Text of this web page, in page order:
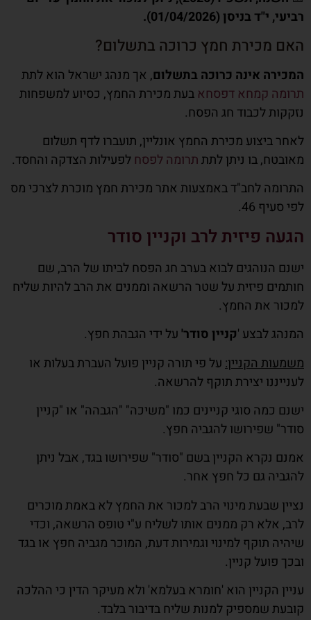
רביעי, י"ד בניסן (01/04/2026).
האם מכירת חמץ כרוכה בתשלום?
המכירה אינה כרוכה בתשלום, אך מנהג ישראל הוא לתת
תרומה קמחא דפסחא בעת מכירת החמץ, כסיוע למשפחות
נזקקות לכבוד חג הפסח.
לאחר ביצוע מכירת החמץ אונליין, תועברו לדף תשלום
מאובטח, בו ניתן לתתתרומה לפסח לפעילות הצדקה והחסד.
התרומה לחב"דבאמצעות אתר מכירת חמץ מוכרת לצרכי מס
לפי סעיף 46.
הגעה פיזית לרב וקניין סודר
ישנם הנוהגים לבוא בערב חג הפסח לביתו של הרב, שם
חותמים פיזית על שטר הרשאה וממנים את הרב להיות שליח
למכור את החמץ.
המנהג לבצע 'קניין סודר' על ידי הגבהת חפץ.
משמעות הקניין:על פי תורה קניין פועל העברת בעלות או
לענייננו יצירת תוקף להרשאה.
ישנם כמה סוגי קניינים כמו "משיכה" "הגבהה" או "קניין
סודר" שפירושו להגביה חפץ.
אמנם נקרא הקניין בשם "סודר" שפירושו בגד, אבל ניתן
להגביה גם כל חפץ אחר.
נציין שבעת מינוי הרב למכור את החמץ לא באמת מוכרים
לרב, אלא רק ממנים אותו לשליח ע"י טופס הרשאה, וכדי
שיהיה תוקף למינוי וגמירות דעת, המוכר מגביה חפץ או בגד
ובכך פועל קניין.
עניין הקניין הוא 'חומרא בעלמא' ולא מעיקר הדין כי ההלכה
קובעת שמספיק למנות שליח בדיבור בלבד.